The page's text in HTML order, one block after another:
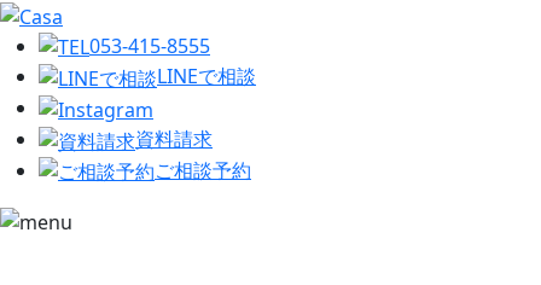
053-415-8555
LINEで相談
資料請求
ご相談予約